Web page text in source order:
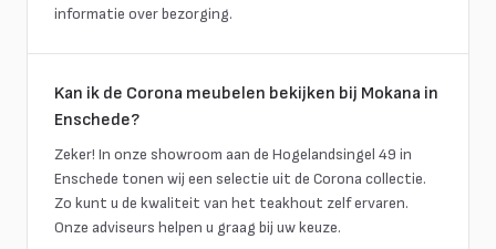
informatie over bezorging.
Kan ik de Corona meubelen bekijken bij Mokana in
Enschede?
Zeker! In onze showroom aan de Hogelandsingel 49 in
Enschede tonen wij een selectie uit de Corona collectie.
Zo kunt u de kwaliteit van het teakhout zelf ervaren.
Onze adviseurs helpen u graag bij uw keuze.